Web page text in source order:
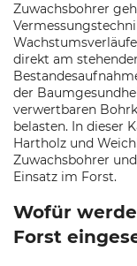
Zuwachsbohrer
direkt am
der
verwertbaren
belasten. In dieser
Hartholz und
Zuwachsbohrer
Einsatz im Forst.
Wofür
Forst